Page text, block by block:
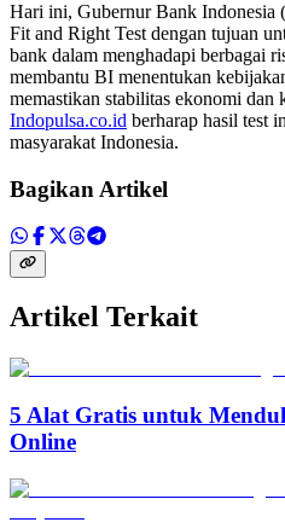
Hari ini, Gubernur Bank Indonesia
Fit and Right Test dengan tujuan
bank dalam menghadapi berbagai
membantu BI menentukan
memastikan stabilitas ekonomi dan
Indopulsa.co.id berharap hasil test
masyarakat Indonesia.
Bagikan Artikel
Artikel Terkait
5 Alat Gratis untuk
Online